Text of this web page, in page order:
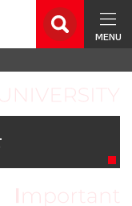
MENU